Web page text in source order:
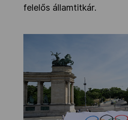
felelős államtitkár.